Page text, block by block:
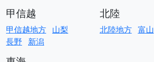
甲信越
甲信越地方 山梨
長野
新潟
北陸
北陸地方 富山